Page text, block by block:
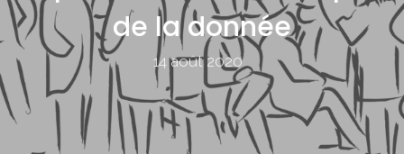
de la donnée
14 août 2020